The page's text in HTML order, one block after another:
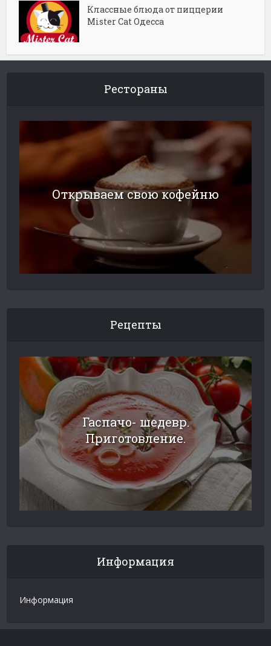
Классные блюда от пиццерии
Mister Cat Одесса
Рестораны
Открываем свою кофейню
Рецепты
Гаспачо- шедевр.
Приготовление.
Информация
Информация